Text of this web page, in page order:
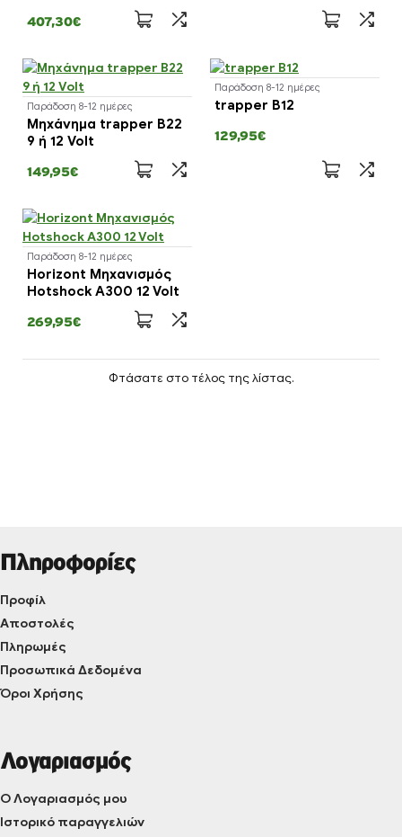
407,30€
Παράδοση 8-12 ημέρες
Μηχάνημα trapper B22
9 ή 12 Volt
149,95€
Παράδοση 8-12 ημέρες
trapper B12
129,95€
Παράδοση 8-12 ημέρες
Horizont Μηχανισμός
Hotshock A300 12 Volt
269,95€
Φτάσατε στο τέλος της λίστας.
Πληροφορίες
Προφίλ
Αποστολές
Πληρωμές
Προσωπικά Δεδομένα
Όροι Χρήσης
Λογαριασμός
Ο Λογαριασμός μου
Ιστορικό παραγγελιών